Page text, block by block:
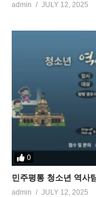
admin JULY 12, 2025
0
민주평통 청소년 역사
admin JULY 12, 2025